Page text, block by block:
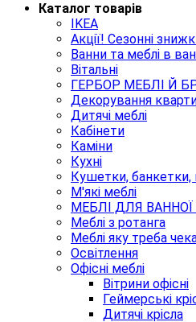
Каталог товарів
IKEA
Акції! Сезонні
Ванни та меблі в
Вітальні
ГЕРБОР МЕБЛІ Й
Декорування
Дитячі меблі
Кабінети
Каміни
Кухні
Кушетки, банкетки,
М'які меблі
МЕБЛІ ДЛЯ
Меблі з ротанга
Меблі яку треба
Освітлення
Офісні меблі
Вітрини офісні
Геймерські
Дитячі крісла